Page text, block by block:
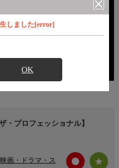
しました[error]
OK
プロフェッショナル】
画・ドラマ・ス